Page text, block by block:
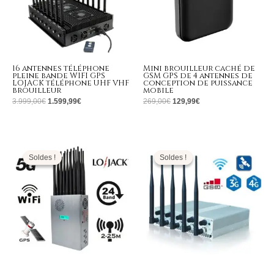
16 antennes téléphone
pleine bande WIFI GPS
LOJACK téléphone UHF VHF
brouilleur
3.999,00€ 1.599,99€
Mini brouilleur caché de
GSM GPS de 4 antennes de
conception de puissance
mobile
269,00€ 129,99€
Soldes !
Soldes !initial
était :
1.599,00€.
prix
actuel
est :
799,99€.
Soldes !
Soldes !
initial
était :
499,00€. 299,99€.